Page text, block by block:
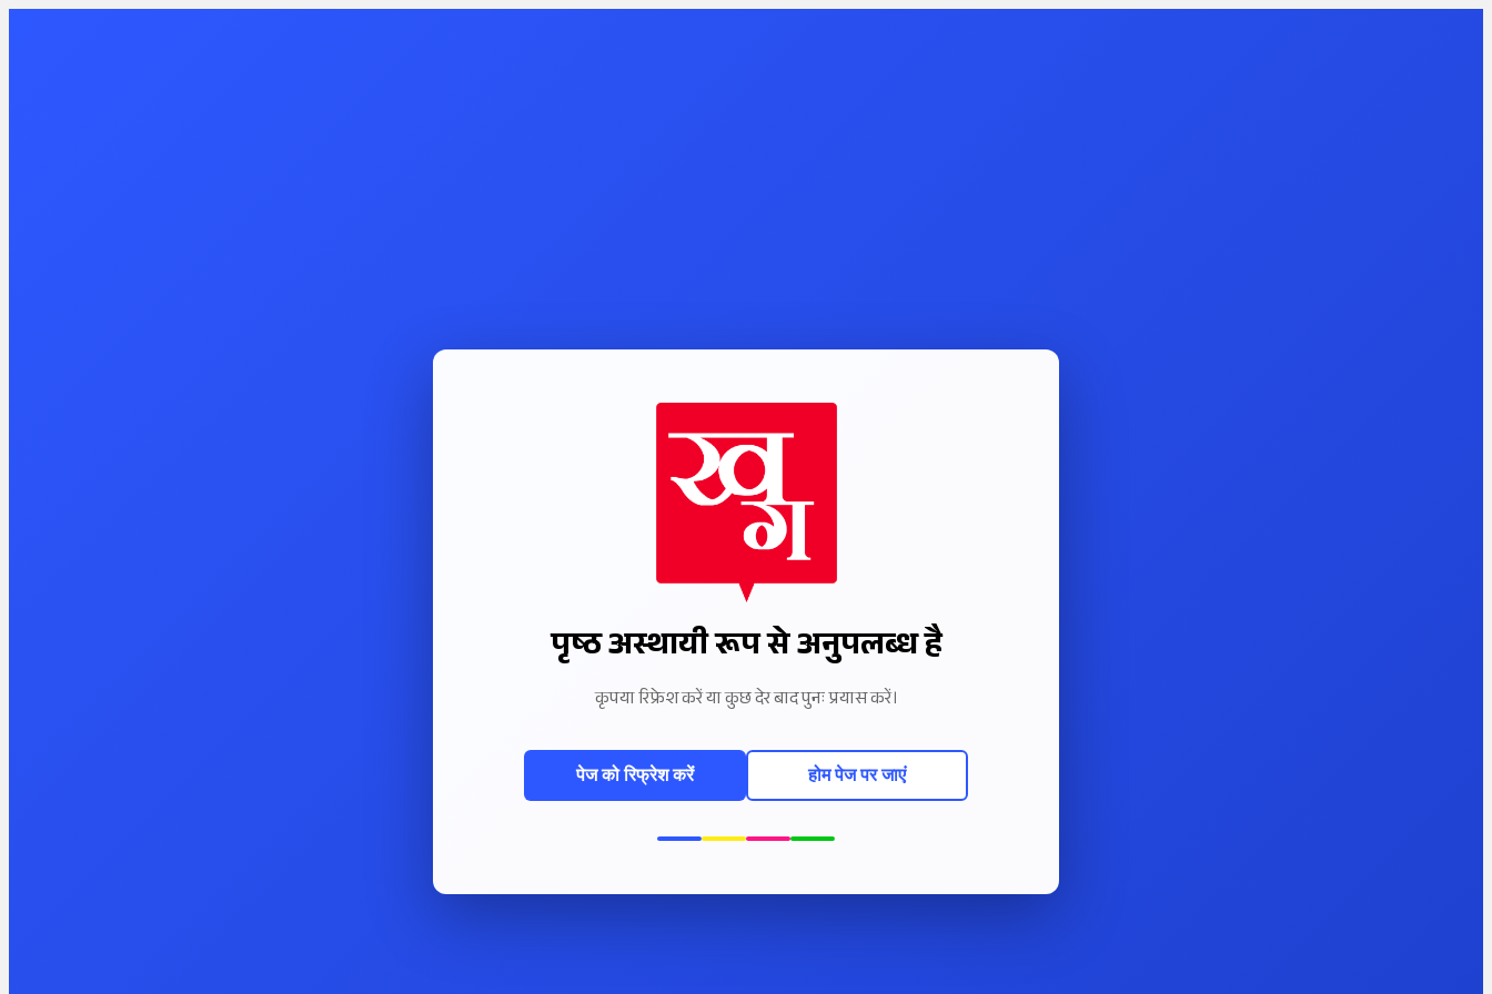
पृष्ठ अस्थायी रूप से अनुपलब्ध है
कृपया रिफ्रेश करें या कुछ देर बाद पुनः प्रयास करें।
पेज को रिफ्रेश करें होम पेज पर जाएं